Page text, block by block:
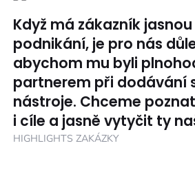
Když má zákazník
podnikání, je pro nás
abychom mu byli
partnerem při dodávání
nástroje. Chceme
i cíle a jasně vytyčit ty
HIGHLIGHTS ZAKÁZKY